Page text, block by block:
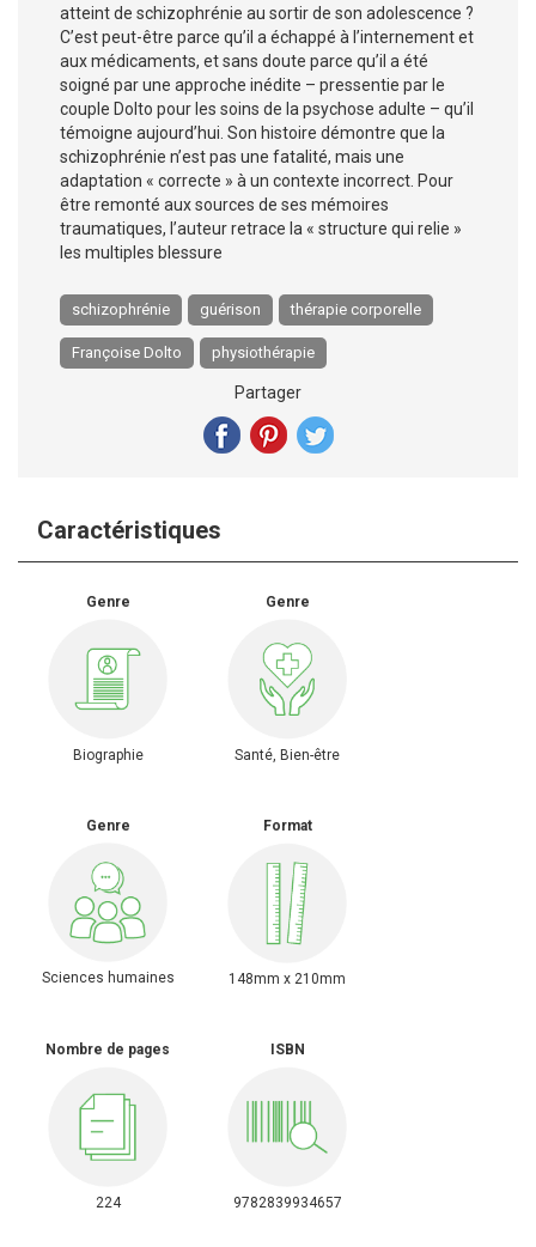
atteint de schizophrénie au sortir de son adolescence ?
C’est peut-être parce qu’il a échappé à l’internement et
aux médicaments, et sans doute parce qu’il a été
soigné par une approche inédite – pressentie par le
couple Dolto pour les soins de la psychose adulte – qu’il
témoigne aujourd’hui. Son histoire démontre que la
schizophrénie n’est pas une fatalité, mais une
adaptation « correcte » à un contexte incorrect. Pour
être remonté aux sources de ses mémoires
traumatiques, l’auteur retrace la « structure qui relie »
les multiples blessure
schizophrénie guérison thérapie corporelle
Françoise Dolto physiothérapie
Partager
Caractéristiques
Genre
Biographie
Genre
Santé, Bien-être
Genre
Sciences humaines
Format
148mm x 210mm
Nombre de pages
224
ISBN
9782839934657